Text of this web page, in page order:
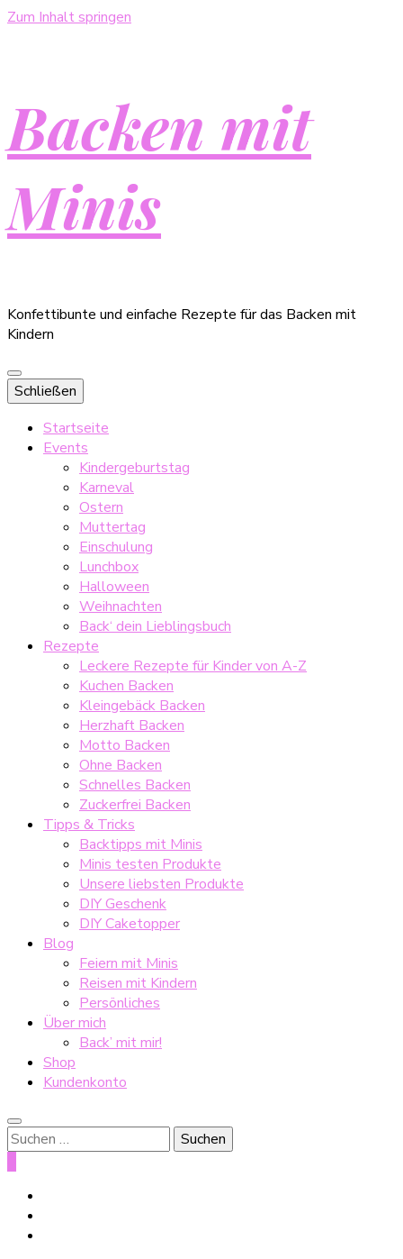
Zum Inhalt springen
Backen mit
Minis
Konfettibunte und einfache Rezepte für das Backen mit
Kindern
Schließen
Startseite
Events
Kindergeburtstag
Karneval
Ostern
Muttertag
Einschulung
Lunchbox
Halloween
Weihnachten
Back‘ dein Lieblingsbuch
Rezepte
Leckere Rezepte für Kinder von A-Z
Kuchen Backen
Kleingebäck Backen
Herzhaft Backen
Motto Backen
Ohne Backen
Schnelles Backen
Zuckerfrei Backen
Tipps & Tricks
Backtipps mit Minis
Minis testen Produkte
Unsere liebsten Produkte
DIY Geschenk
DIY Caketopper
Blog
Feiern mit Minis
Reisen mit Kindern
Persönliches
Über mich
Back’ mit mir!
Shop
Kundenkonto
Suche
nach: